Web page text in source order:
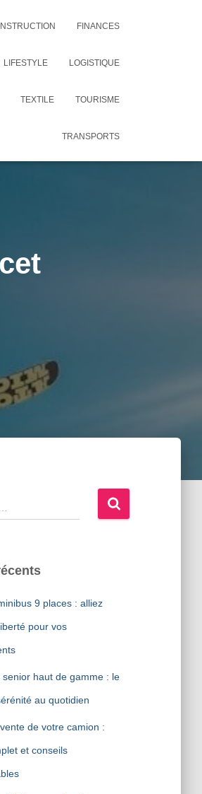
FINANCES
LIFESTYLE LOGISTIQUE
TEXTILE TOURISME
TRANSPORTS
9 places : alliez
pour vos
senior haut de gamme : le
au quotidien
de votre camion :
et conseils